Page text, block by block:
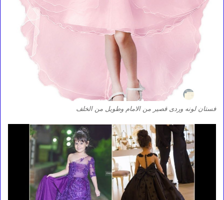
فستان لونه وردى قصير من الامام وطويل من الخلف